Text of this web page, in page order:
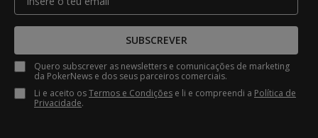
SUBSCREVER
Quero subscrever as newsletters e comunicações de marketing
da PokerNews e dos seus parceiros comerciais.
Li e aceito osTermos e Condições e li e compreendi a Política de
Privacidade.